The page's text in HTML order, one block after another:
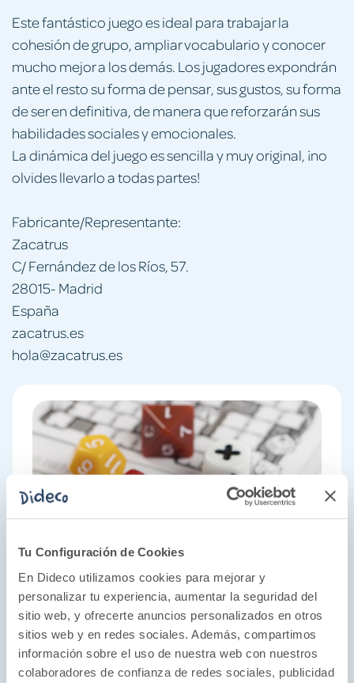
Tu Configuración de Cookies
En Dideco utilizamos cookies para mejorar y
personalizar tu experiencia, aumentar la seguridad del
sitio web, y ofrecerte anuncios personalizados en otros
sitios web y en redes sociales. Además, compartimos
información sobre el uso de nuestra web con nuestros
colaboradores de confianza de redes sociales, publicidad
Este fantástico juego es ideal para trabajar la
cohesión de grupo, ampliar vocabulario y conocer
mucho mejor a los demás. Los jugadores expondrán
ante el resto su forma de pensar, sus gustos, su forma
de ser en definitiva, de manera que reforzarán sus
habilidades sociales y emocionales.
La dinámica del juego es sencilla y muy original, ¡no
olvides llevarlo a todas partes!
Fabricante/Representante:
Zacatrus
C/ Fernández de los Ríos, 57.
28015- Madrid
España
zacatrus.es
hola@zacatrus.es